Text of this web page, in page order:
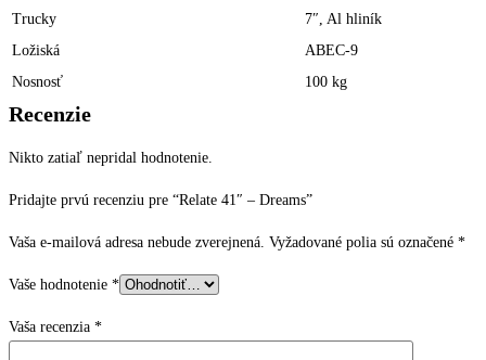
Trucky
7″, Al hliník
Ložiská
ABEC-9
Nosnosť
100 kg
Recenzie
Nikto zatiaľ nepridal hodnotenie.
Pridajte prvú recenziu pre “Relate 41″ – Dreams”
Vaša e-mailová adresa nebude zverejnená. Vyžadované polia sú označené *
Vaše hodnotenie *
Vaša recenzia *